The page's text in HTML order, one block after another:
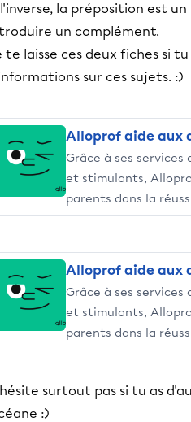
la préposition est
un complément.
te laisse ces deux fiches si
sur ces sujets. :)
Alloprof aide aux
Grâce à ses
et stimulants,
parents dans la
Alloprof aide aux
Grâce à ses
et stimulants,
parents dans la
surtout pas si tu as
:)